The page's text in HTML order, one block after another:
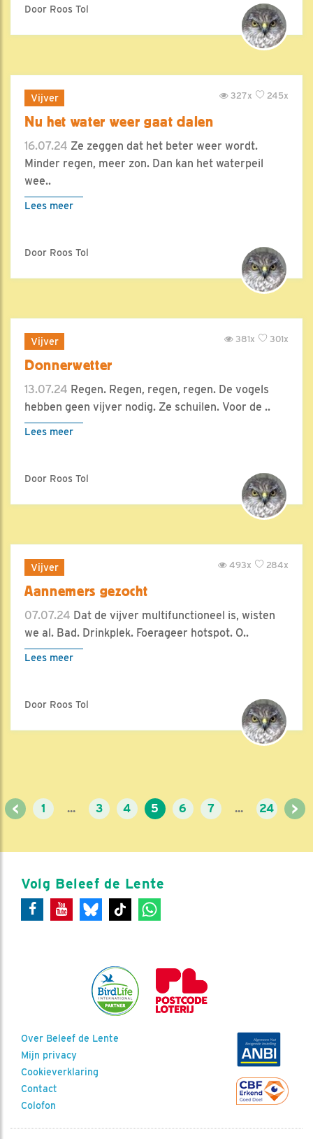
Door Roos Tol
Vijver 245x
327x
Nu het water weer gaat dalen
16.07.24 Ze zeggen dat het beter weer wordt.
Minder regen, meer zon. Dan kan het waterpeil
wee..
Lees meer
Door Roos Tol
Vijver 301x
381x
Donnerwetter
13.07.24 Regen. Regen, regen, regen. De vogels
hebben geen vijver nodig. Ze schuilen. Voor de ..
Lees meer
Door Roos Tol
Vijver 284x
493x
Aannemers gezocht
07.07.24 Dat de vijver multifunctioneel is, wisten
we al. Bad. Drinkplek. Foerageer hotspot. O..
Lees meer
Door Roos Tol
< 1 ... 3 4 5 6 7 ... 24 >
Volg Beleef de Lente
Over Beleef de Lente
Mijn privacy
Cookieverklaring
Contact
Colofon